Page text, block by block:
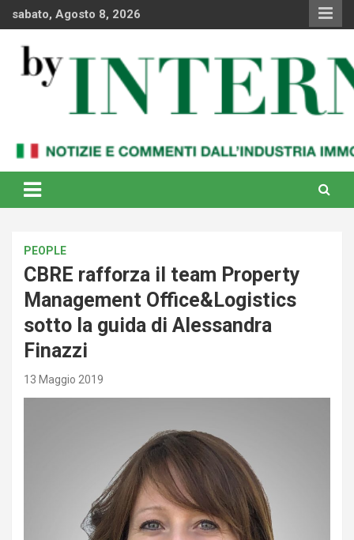
sabato, Agosto 8, 2026
By Internews
internazionale
PEOPLE
CBRE rafforza il team Property
Management Office&Logistics
sotto la guida di Alessandra
Finazzi
13 Maggio 2019